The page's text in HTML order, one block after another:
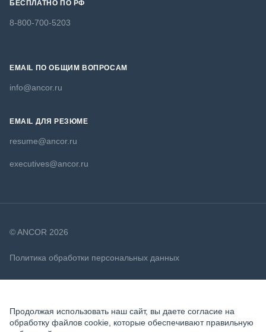
БЕСПЛАТНО ПО РФ
8-800-700-5203
EMAIL ПО ОБЩИМ ВОПРОСАМ
info@ancor.ru
EMAIL ДЛЯ РЕЗЮМЕ
resume@ancor.ru
executives@ancor.ru
© ANCOR 2026
Политика обработки персональных данных
Продолжая использовать наш сайт, вы даете согласие на
обработку файлов cookie, которые обеспечивают правильную